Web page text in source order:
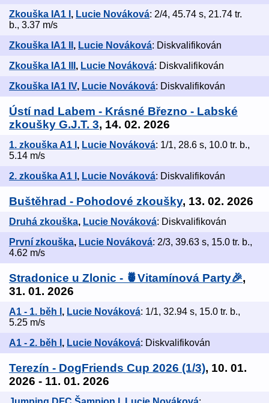
Zkouška IA1 I , Lucie Nováková: 2/4, 45.74 s, 21.74 tr.
b., 3.37 m/s
Zkouška IA1 II , Lucie Nováková: Diskvalifikován
Zkouška IA1 III , Lucie Nováková: Diskvalifikován
Zkouška IA1 IV, Lucie Nováková: Diskvalifikován
Ústí nad Labem - Krásné Březno - Labské
zkoušky G.J.T. 3, 14. 02. 2026
1. zkouška A1 I , Lucie Nováková: 1/1, 28.6 s, 10.0 tr. b.,
5.14 m/s
2. zkouška A1 I , Lucie Nováková: Diskvalifikován
Buštěhrad - Pohodové zkoušky, 13. 02. 2026
Druhá zkouška, Lucie Nováková: Diskvalifikován
První zkouška, Lucie Nováková: 2/3, 39.63 s, 15.0 tr. b.,
4.62 m/s
Stradonice u Zlonic - 🍍Vitamínová Party🎉,
31. 01. 2026
A1 - 1. běh I , Lucie Nováková: 1/1, 32.94 s, 15.0 tr. b.,
5.25 m/s
A1 - 2. běh I , Lucie Nováková: Diskvalifikován
Terezín - DogFriends Cup 2026 (1/3), 10. 01.
2026 - 11. 01. 2026